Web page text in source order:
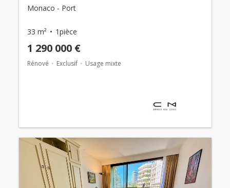
Monaco - Port
33 m² 1pièce
1 290 000 €
Rénové Exclusif Usage mixte